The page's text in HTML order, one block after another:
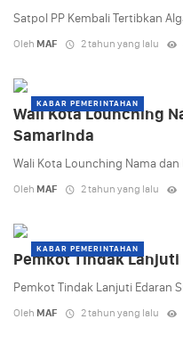
Satpol PP Kembali Tertibkan
Oleh MAF 2 tahun yang lalu
KABAR PEMERINTAHAN
Wali Kota Lounching
Samarinda
Wali Kota Lounching Nama
Oleh MAF 2 tahun yang lalu
KABAR PEMERINTAHAN
Pemkot Tindak
Pemkot Tindak Lanjuti Edaran
Oleh MAF 2 tahun yang lalu